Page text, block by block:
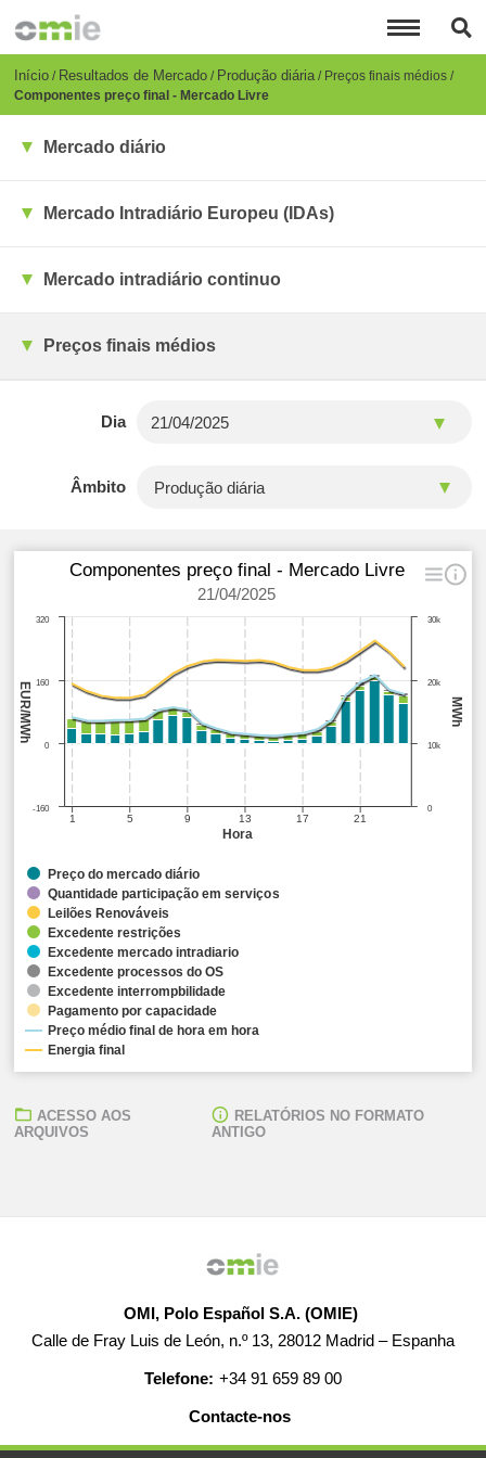
para
conteúdo
principal
Breadcrumb
Início Resultados de Mercado Produção diária Preços finais médios
Componentes preço final - Mercado Livre
Mercado diário
Mercado Intradiário Europeu (IDAs)
Mercado intradiário continuo
Preços finais médios
Dia
Âmbito
Hora
MWh
EUR/MWh
Componentes preço final - Mercado Livre
21/04/2025
1 5 9 13 17 21
0
30k
10k
20k
0
160
320
-160
Preço do mercado diário
Quantidade participação em serviços
Leilões Renováveis
Excedente restrições
Excedente mercado intradiario
Excedente processos do OS
Excedente interrompbilidade
Pagamento por capacidade
Preço médio final de hora em hora
Energia final
ACESSO AOS
ARQUIVOS
RELATÓRIOS NO FORMATO
ANTIGO
OMI, Polo Español S.A. (OMIE)
Calle de Fray Luis de León, n.º 13, 28012 Madrid – Espanha
Telefone: +34 91 659 89 00
Contacte-nos